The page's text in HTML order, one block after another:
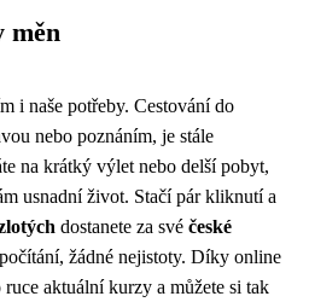
měn
i naše potřeby. Cestování do
nebo poznáním, je stále
na krátký výlet nebo delší pobyt,
usnadní život. Stačí pár kliknutí a
dostanete za své české
žádné nejistoty. Díky online
aktuální kurzy a můžete si tak